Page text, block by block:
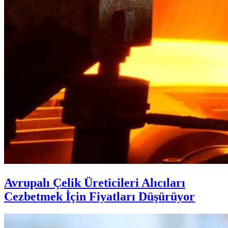
Avrupalı Çelik Üreticileri Alıcıları
Cezbetmek İçin Fiyatları Düşürüyor